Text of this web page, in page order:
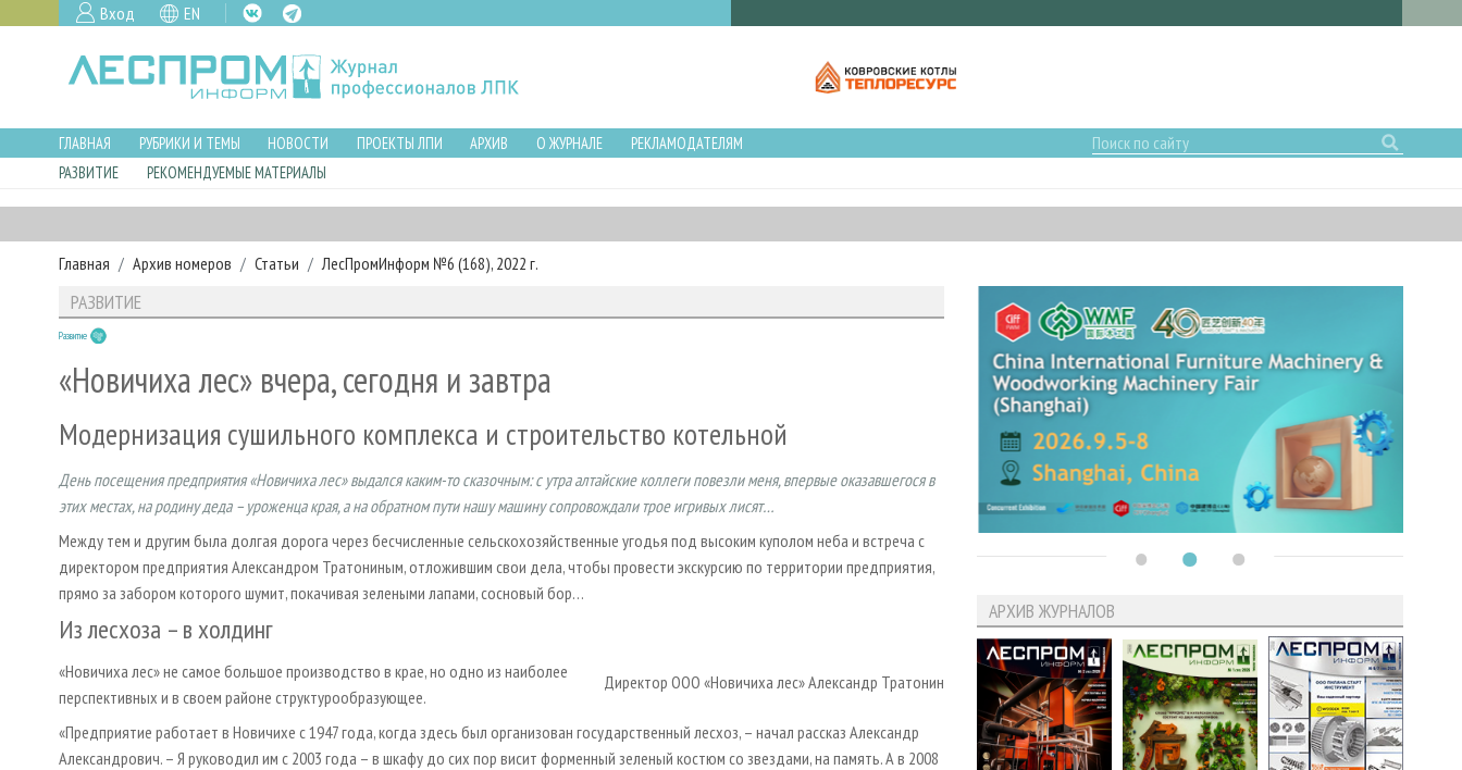
Вход EN
ГЛАВНАЯ РУБРИКИ И ТЕМЫ НОВОСТИ ПРОЕКТЫ ЛПИ АРХИВ О ЖУРНАЛЕ
РЕКЛАМОДАТЕЛЯМ
РАЗВИТИЕ
РЕКОМЕНДУЕМЫЕ МАТЕРИАЛЫ
Главная Архив номеров Статьи ЛесПромИнформ №6 (168), 2022 г.
РАЗВИТИЕ
Развитие
«Новичиха лес» вчера, сегодня и завтра
Модернизация сушильного комплекса и строительство котельной
День посещения предприятия «Новичиха лес» выдался каким-то сказочным: с утра алтайские коллеги повезли меня, впервые оказавшегося в
этих местах, на родину деда – уроженца края, а на обратном пути нашу машину сопровождали трое игривых лисят…
Между тем и другим была долгая дорога через бесчисленные сельскохозяйственные угодья под высоким куполом неба и встреча с
директором предприятия Александром Тратониным, отложившим свои дела, чтобы провести экскурсию по территории предприятия,
прямо за забором которого шумит, покачивая зелеными лапами, сосновый бор…
Из лесхоза – в холдинг
Директор ООО «Новичиха лес» Александр Тратонин
«Новичиха лес» не самое большое производство в крае, но одно из наиболее
перспективных и в своем районе структурообразующее.
«Предприятие работает в Новичихе с 1947 года, когда здесь был организован государственный лесхоз, – начал рассказ Александр
Александрович. – Я руководил им с 2003 года – в шкафу до сих пор висит форменный зеленый костюм со звездами, на память. А в 2008
АРХИВ ЖУРНАЛОВ